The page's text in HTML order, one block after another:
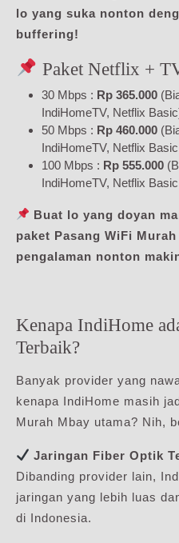
lo yang suka nonton
buffering!
Paket Netflix +
30 Mbps : Rp 365.000
IndiHomeTV, Netflix
50 Mbps : Rp 460.000
IndiHomeTV, Netflix
100 Mbps : Rp 555.000
IndiHomeTV, Netflix
Buat lo yang doyan
paket Pasang WiFi
pengalaman nonton
Kenapa IndiHome
Terbaik?
Banyak provider yang
kenapa IndiHome masih
Murah Mbay utama? Nih,
Jaringan Fiber Optik
Dibanding provider lain,
jaringan yang lebih luas
di Indonesia.